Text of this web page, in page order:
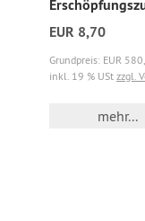
EUR 8,70
Grundpreis: EUR
inkl. 19 % USt zzgl.
mehr...